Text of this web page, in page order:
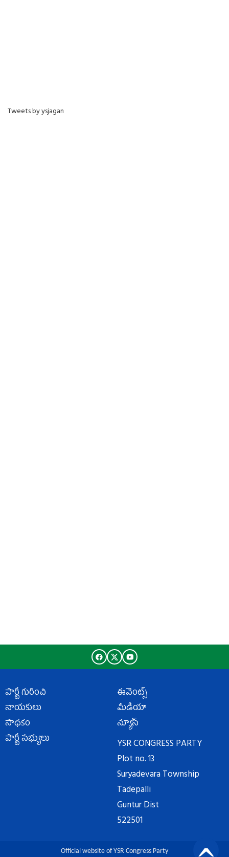
Tweets by ysjagan
పార్టీ గురించి
నాయకులు
సాధకం
పార్టీ సభ్యులు
ఈవెంట్స్
మీడియా
న్యూస్
YSR CONGRESS PARTY
Plot no. 13
Suryadevara Township
Tadepalli
Guntur Dist
522501
Official website of YSR Congress Party